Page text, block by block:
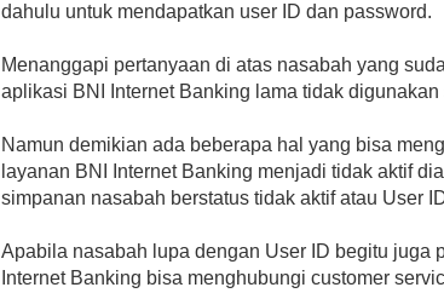
dahulu untuk mendapatkan user ID dan password.
Menanggapi pertanyaan di atas nasabah yang
aplikasi BNI Internet Banking lama tidak digunakan
Namun demikian ada beberapa hal yang bisa
layanan BNI Internet Banking menjadi tidak aktif
simpanan nasabah berstatus tidak aktif atau User
Apabila nasabah lupa dengan User ID begitu juga
Internet Banking bisa menghubungi customer